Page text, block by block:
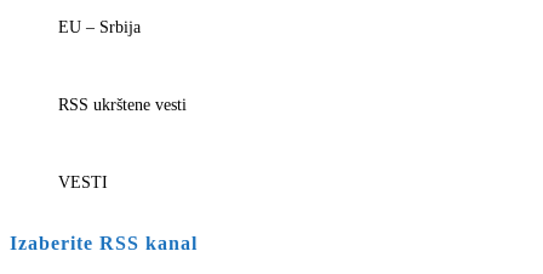
EU – Srbija
RSS ukrštene vesti
VESTI
Izaberite RSS kanal